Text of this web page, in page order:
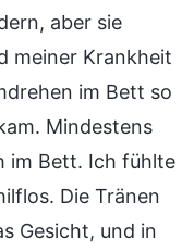
aber sie
meiner Krankheit
im Bett so
Mindestens
im Bett. Ich fühlte
Die Tränen
Gesicht, und in